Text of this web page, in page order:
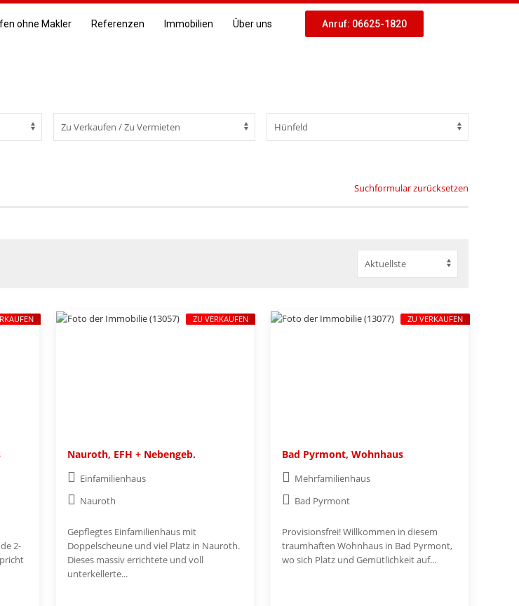
ohne Makler Referenzen Immobilien Über uns Anruf: 06625-1820
Suchformular zurücksetzen
2-
Nauroth, EFH + Nebengeb.
Einfamilienhaus
Nauroth
Gepflegtes Einfamilienhaus mit
Doppelscheune und viel Platz in Nauroth.
Dieses massiv errichtete und voll
unterkellerte...
ZU VERKAUFEN
Bad Pyrmont, Wohnhaus
Mehrfamilienhaus
Bad Pyrmont
Provisionsfrei! Willkommen in diesem
traumhaften Wohnhaus in Bad Pyrmont,
wo sich Platz und Gemütlichkeit auf...
ZU VERKAUFEN